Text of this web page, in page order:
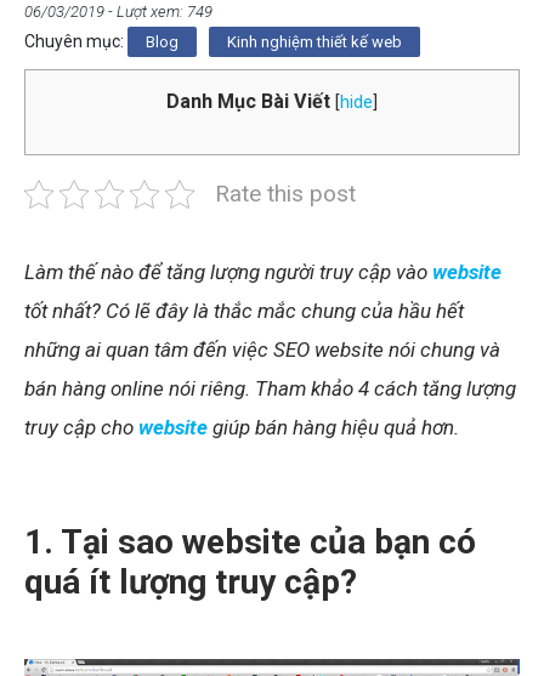
06/03/2019 - Lượt xem: 749
Chuyên mục: Blog Kinh nghiệm thiết kế web
Danh Mục Bài Viết [hide
Rate this post
Làm thế nào để tăng lượng người truy cập vào website
tốt nhất? Có lẽ đây là thắc mắc chung của hầu hết
những ai quan tâm đến việc SEO website nói chung và
bán hàng online nói riêng. Tham khảo 4 cách tăng lượng
truy cập cho website giúp bán hàng hiệu quả hơn.
1. Tại sao website của bạn có
quá ít lượng truy cập?